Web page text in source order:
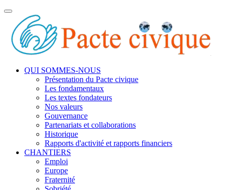
Toggle
navigation
QUI SOMMES-NOUS
Présentation du Pacte civique
Les fondamentaux
Les textes fondateurs
Nos valeurs
Gouvernance
Partenariats et collaborations
Historique
Rapports d'activité et rapports financiers
CHANTIERS
Emploi
Europe
Fraternité